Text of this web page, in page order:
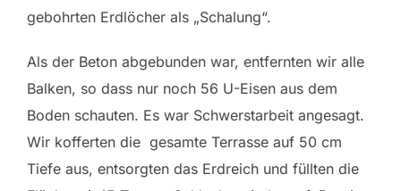
gebohrten Erdlöcher als „Schalung“.
Als der Beton abgebunden war, entfernten wir alle
Balken, so dass nur noch 56 U-Eisen aus dem
Boden schauten. Es war Schwerstarbeit angesagt.
Wir kofferten die gesamte Terrasse auf 50 cm
Tiefe aus, entsorgten das Erdreich und füllten die